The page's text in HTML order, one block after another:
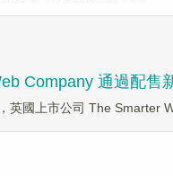
Company 通過配售
英國上市公司 The Smarter